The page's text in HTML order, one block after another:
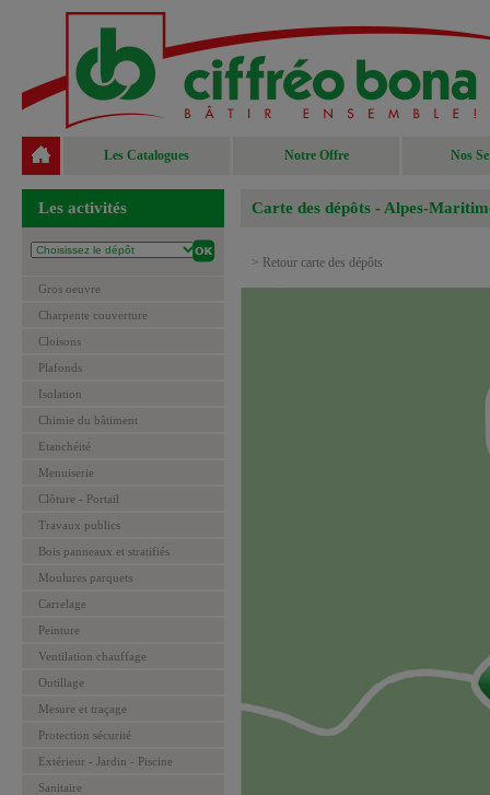
Les Catalogues Notre Offre Nos
Les activités
Gros oeuvre
Charpente couverture
Cloisons
Plafonds
Isolation
Chimie du bâtiment
Etanchéité
Menuiserie
Clôture - Portail
Travaux publics
Bois panneaux et stratifiés
Moulures parquets
Carrelage
Peinture
Ventilation chauffage
Outillage
Mesure et traçage
Protection sécurité
Extérieur - Jardin - Piscine
Sanitaire
Carte des dépôts - Alpes-
> Retour carte des dépôts